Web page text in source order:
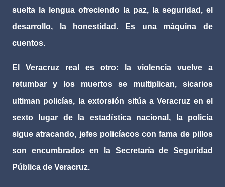
suelta la lengua ofreciendo la paz, la seguridad, el
desarrollo, la honestidad. Es una máquina de
cuentos.
El Veracruz real es otro: la violencia vuelve a
retumbar y los muertos se multiplican, sicarios
ultiman policías, la extorsión sitúa a Veracruz en el
sexto lugar de la estadística nacional, la policía
sigue atracando, jefes policíacos con fama de pillos
son encumbrados en la Secretaría de Seguridad
Pública de Veracruz.